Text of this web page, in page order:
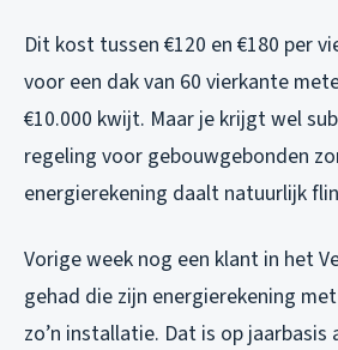
Dit kost tussen €120 en €180 per
voor een dak van 60 vierkante
€10.000 kwijt. Maar je krijgt wel
regeling voor gebouwgebonden
energierekening daalt natuurlijk
Vorige week nog een klant in het
gehad die zijn energierekening
zo’n installatie. Dat is op jaarbasis